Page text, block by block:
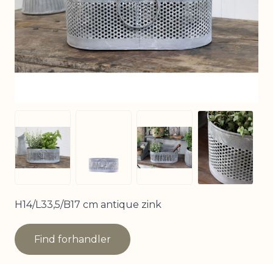
View larger image
View larger image
View larger image
View
H14/L33,5/B17 cm antique zink
Find forhandler